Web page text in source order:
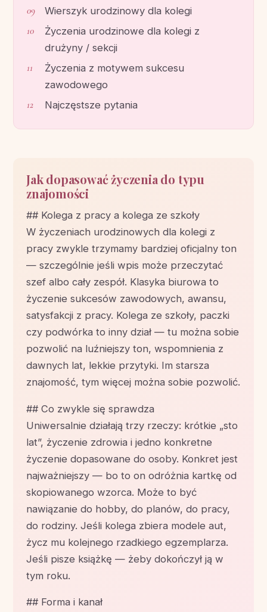
Wierszyk urodzinowy dla kolegi
Życzenia urodzinowe dla kolegi z
drużyny / sekcji
Życzenia z motywem sukcesu
zawodowego
Najczęstsze pytania
Jak dopasować życzenia do typu
znajomości
## Kolega z pracy a kolega ze szkoły
W życzeniach urodzinowych dla kolegi z
pracy zwykle trzymamy bardziej oficjalny ton
— szczególnie jeśli wpis może przeczytać
szef albo cały zespół. Klasyka biurowa to
życzenie sukcesów zawodowych, awansu,
satysfakcji z pracy. Kolega ze szkoły, paczki
czy podwórka to inny dział — tu można sobie
pozwolić na luźniejszy ton, wspomnienia z
dawnych lat, lekkie przytyki. Im starsza
znajomość, tym więcej można sobie pozwolić.
## Co zwykle się sprawdza
Uniwersalnie działają trzy rzeczy: krótkie „sto
lat”, życzenie zdrowia i jedno konkretne
życzenie dopasowane do osoby. Konkret jest
najważniejszy — bo to on odróżnia kartkę od
skopiowanego wzorca. Może to być
nawiązanie do hobby, do planów, do pracy,
do rodziny. Jeśli kolega zbiera modele aut,
życz mu kolejnego rzadkiego egzemplarza.
Jeśli pisze książkę — żeby dokończył ją w
tym roku.
## Forma i kanał